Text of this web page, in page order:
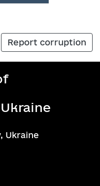
Report corruption
Ukraine